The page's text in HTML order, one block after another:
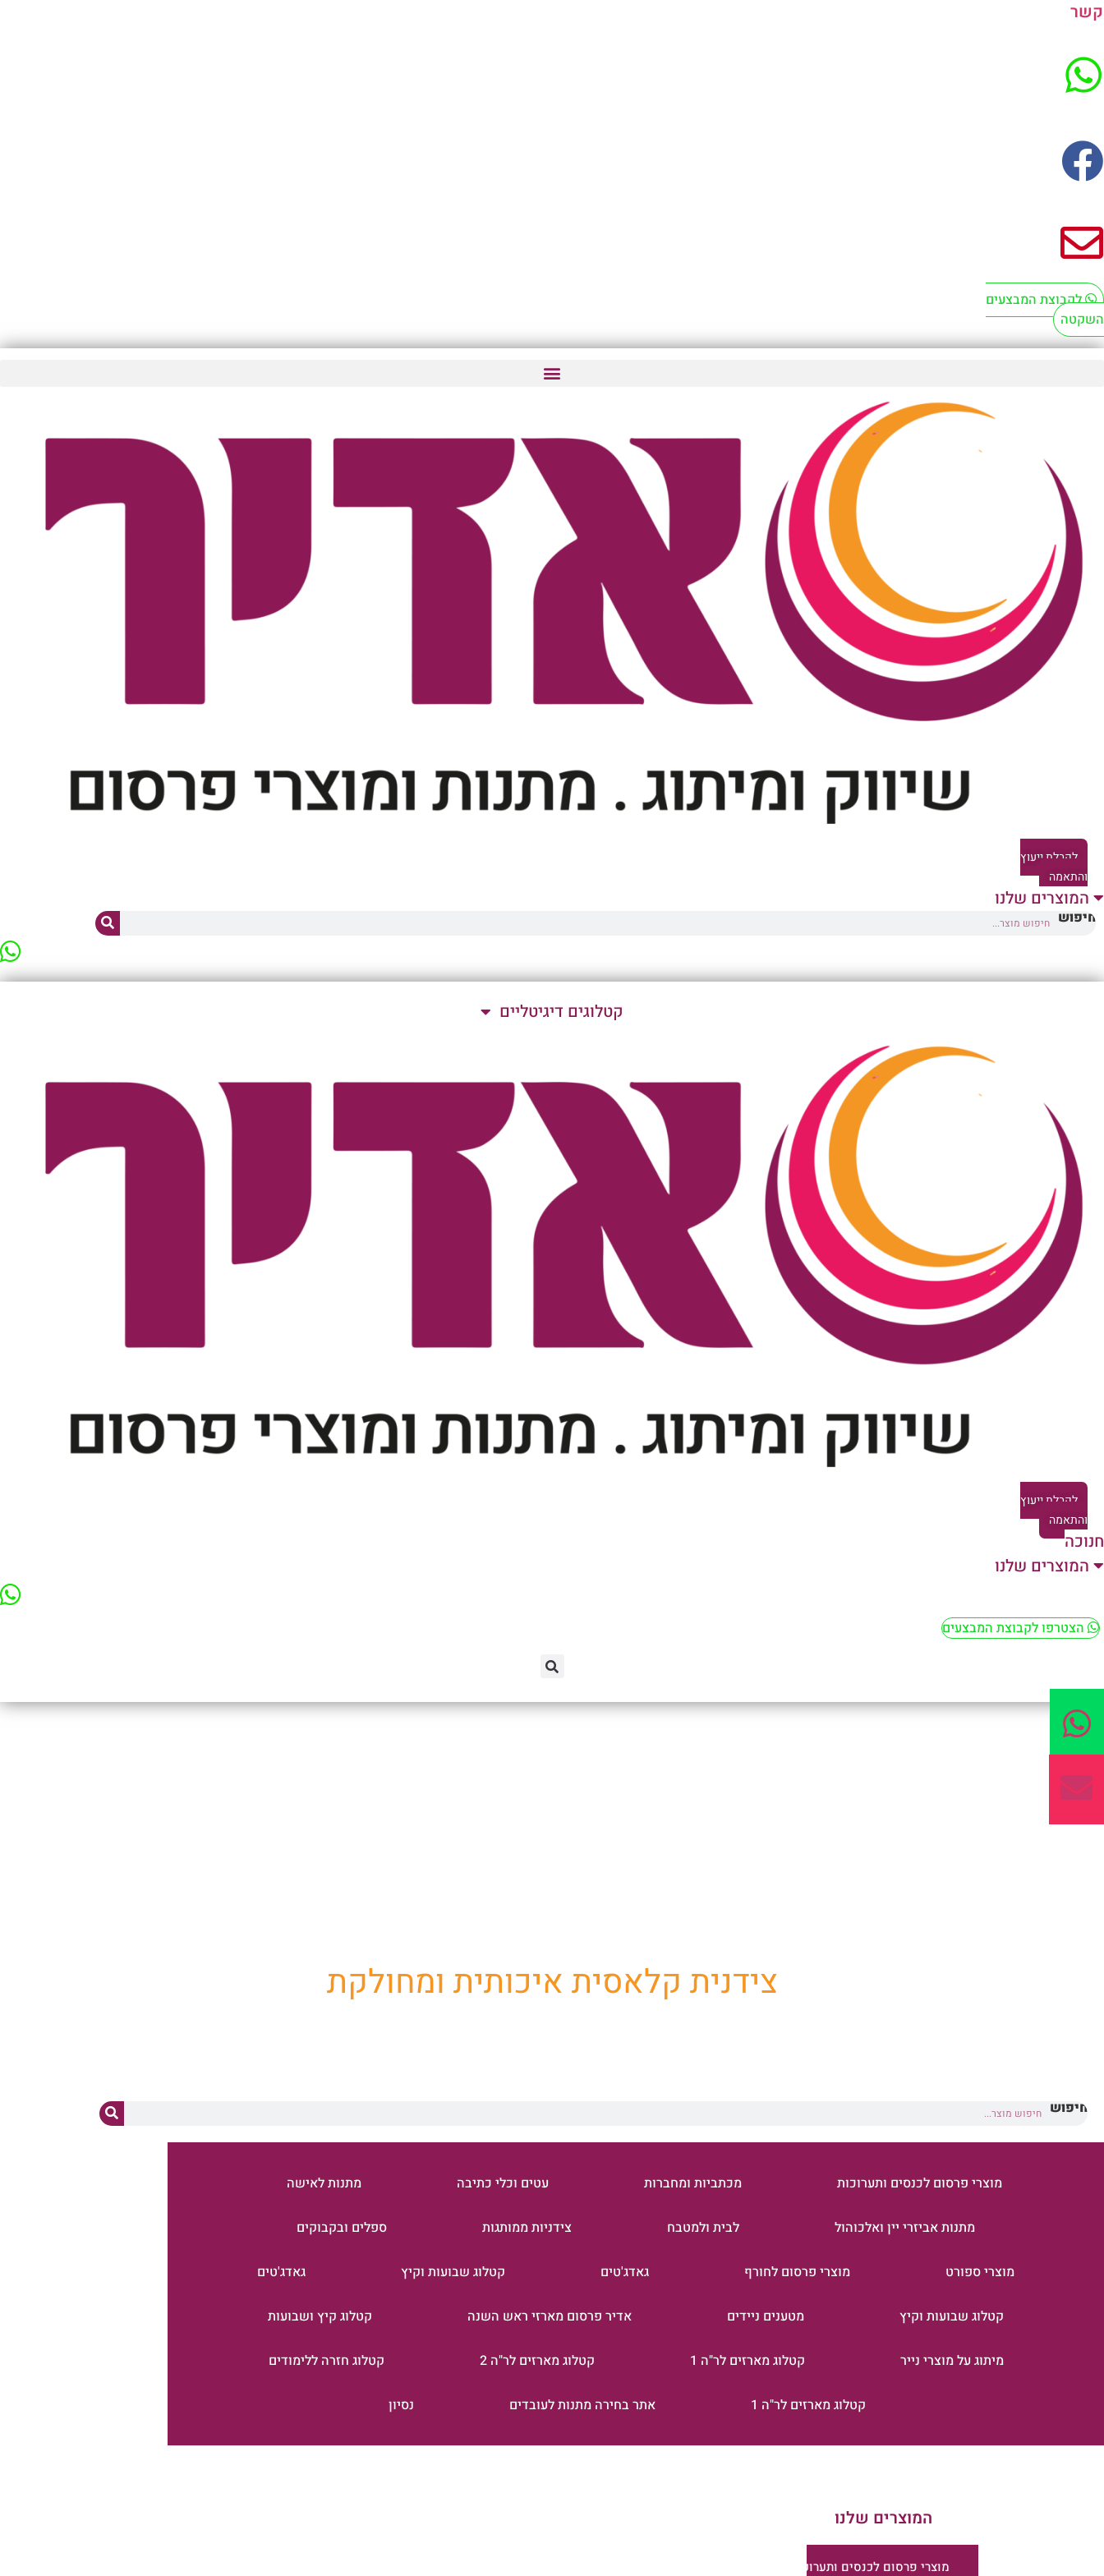
קשר
לקבוצת המבצעים
השקטה
לקבלת ייעוץ
והתאמה
המוצרים שלנו
חיפוש
קטלוגים דיגיטליים
לקבלת ייעוץ
והתאמה
חנוכה
המוצרים שלנו
הצטרפו לקבוצת המבצעים
צידנית קלאסית איכותית ומחולקת
חיפוש
מוצרי פרסום לכנסים ותערוכות מכתביות ומחברות עטים וכלי כתיבה מתנות לאישה
מתנות אביזרי יין ואלכוהול לבית ולמטבח צידניות ממותגות ספלים ובקבוקים
מוצרי ספורט מוצרי פרסום לחורף גאדג'טים קטלוג שבועות וקיץ גאדג'טים
קטלוג שבועות וקיץ מטענים ניידים אדיר פרסום מארזי ראש השנה קטלוג קיץ ושבועות
מיתוג על מוצרי נייר קטלוג מארזים לר"ה 1 קטלוג מארזים לר"ה 2 קטלוג חזרה ללימודים
קטלוג מארזים לר"ה 1 אתר בחירה מתנות לעובדים נסיון
המוצרים שלנו
מוצרי פרסום לכנסים ותערוכות